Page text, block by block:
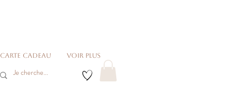
Carte cadeau voir plus